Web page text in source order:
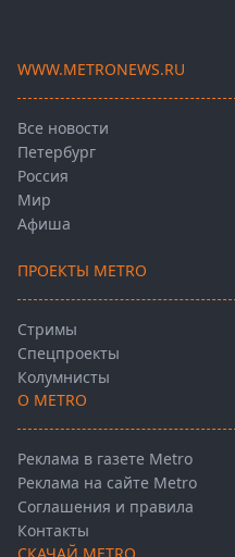
WWW.METRONEWS.RU
Все новости
Петербург
Россия
Мир
Афиша
ПРОЕКТЫ METRO
Стримы
Спецпроекты
Колумнисты
О METRO
Реклама в газете Metro
Реклама на сайте Metro
Соглашения и правила
Контакты